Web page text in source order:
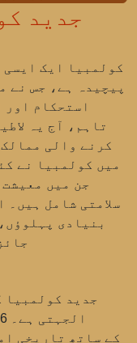
جدید
کولمبیا ایک ایسی
پیچیدہ ہے، جس نے
استحکام اور
تاہم، آج یہ
کرنے والی
میں کولمبیا نے
جن میں
سلامتی شامل
بنیادی
جدید کولمبیا
الجہتی ہے۔ 2016 میں کولمبیا کی